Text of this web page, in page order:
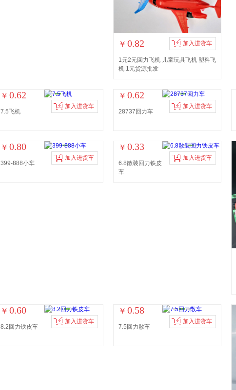
￥ 0.82 加入进货车
1元2元回力飞机 儿童玩具飞机 塑料飞
机 1元货源批发
￥ 0.62
加入进货车
7.5飞机
￥ 0.62
加入进货车
28737回力车
￥ 0.80
加入进货车
399-888小车
￥ 0.33
加入进货车
6.8散装回力铁皮
车
￥ 0.60
加入进货车
8.2回力铁皮车
￥ 0.58
加入进货车
7.5回力散车